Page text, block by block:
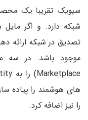
سیویک تقریبا یک
شبکه دارد. و اگر مایل
تصدیق در شبکه ارائه
های هوشمند را پیاده
را نیز اضافه کرد.